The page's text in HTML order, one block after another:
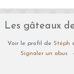
Les gâteaux
Voir le profil de Stéph
Signaler un abus